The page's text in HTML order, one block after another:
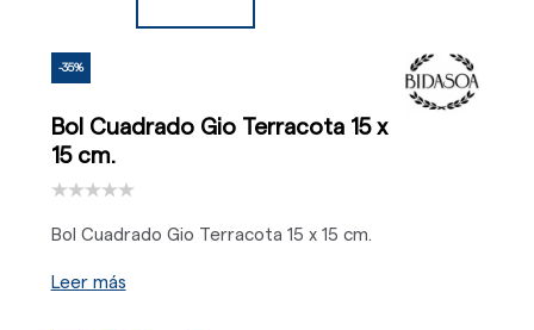
-35%
Bol Cuadrado Gio Terracota 15 x
15 cm.
Bol Cuadrado Gio Terracota 15 x 15 cm.
Leer más